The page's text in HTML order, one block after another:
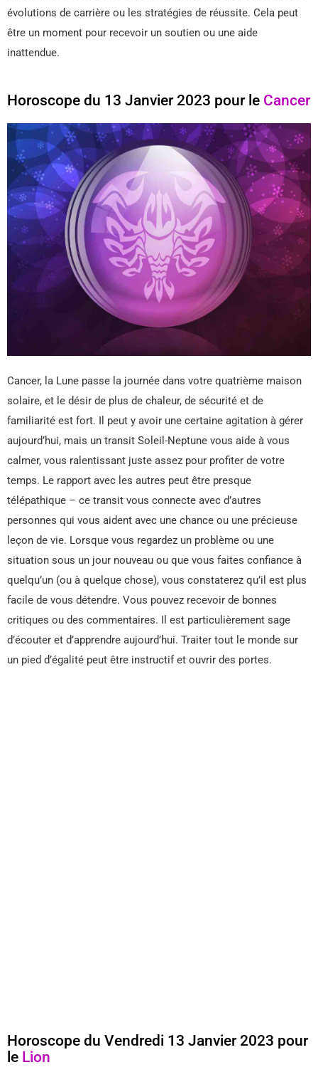
évolutions de carrière ou les stratégies de réussite. Cela peut
être un moment pour recevoir un soutien ou une aide
inattendue.
Horoscope du 13 Janvier 2023 pour le Cancer
Cancer, la Lune passe la journée dans votre quatrième maison
solaire, et le désir de plus de chaleur, de sécurité et de
familiarité est fort. Il peut y avoir une certaine agitation à gérer
aujourd’hui, mais un transit Soleil-Neptune vous aide à vous
calmer, vous ralentissant juste assez pour profiter de votre
temps. Le rapport avec les autres peut être presque
télépathique – ce transit vous connecte avec d’autres
personnes qui vous aident avec une chance ou une précieuse
leçon de vie. Lorsque vous regardez un problème ou une
situation sous un jour nouveau ou que vous faites confiance à
quelqu’un (ou à quelque chose), vous constaterez qu’il est plus
facile de vous détendre. Vous pouvez recevoir de bonnes
critiques ou des commentaires. Il est particulièrement sage
d’écouter et d’apprendre aujourd’hui. Traiter tout le monde sur
un pied d’égalité peut être instructif et ouvrir des portes.
Horoscope du Vendredi 13 Janvier 2023 pour
le Lion